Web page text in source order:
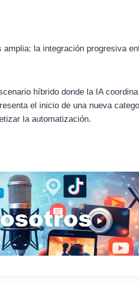
amplia: la integración progresiva
híbrido donde la IA
el inicio de una nueva
la automatización.